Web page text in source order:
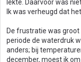
lekte. Daarvoor was
Ik was verheugd dat
De frustratie was
periode de waterdruk
anders; bij
december, moest ik